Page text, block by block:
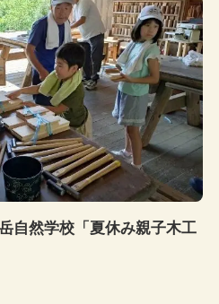
自然学校「夏休み親子木工